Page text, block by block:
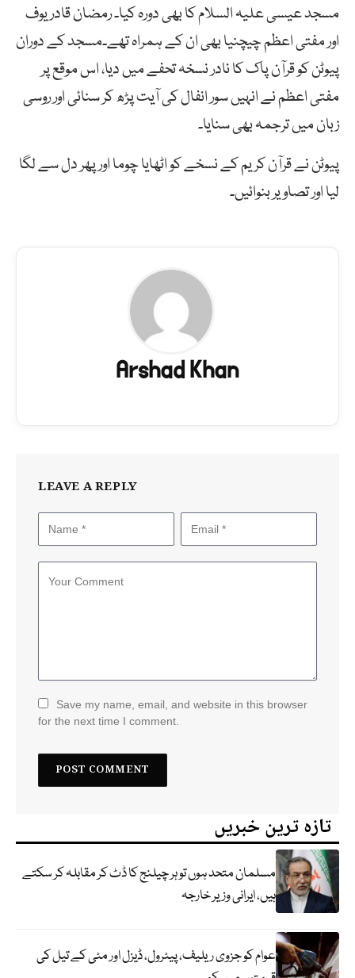
مسجد عیسی علیہ السلام کا بھی دورہ کیا۔ رمضان قادریوف
اور مفتی اعظم چیچنیا بھی ان کے ہمراہ تھے۔مسجد کے دوران
پیوٹن کو قرآن پاک کا نادر نسخہ تحفے میں دیا، اس موقع پر
مفتی اعظم نے انہیں سور انفال کی آیت پڑھ کر سنائی اور روسی
زبان میں ترجمہ بھی سنایا۔
پیوٹن نے قرآن کریم کے نسخے کو اٹھایا چوما اور پھر دل سے لگا
لیا اور تصاویر بنوائیں۔
Arshad Khan
LEAVE A REPLY
Save my name, email, and website in this browser
for the next time I comment.
تازہ ترین خبریں
مسلمان متحد ہوں تو ہر چیلنج کا ڈٹ کر مقابلہ کر سکتے
ہیں، ایرانی وزیر خارجہ
عوام کو جزوی ریلیف، پیٹرول، ڈیزل اور مٹی کے تیل کی